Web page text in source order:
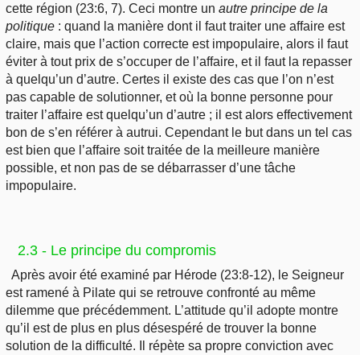
cette région (23:6, 7). Ceci montre un autre principe de la
politique : quand la manière dont il faut traiter une affaire est
claire, mais que l’action correcte est impopulaire, alors il faut
éviter à tout prix de s’occuper de l’affaire, et il faut la repasser
à quelqu’un d’autre. Certes il existe des cas que l’on n’est
pas capable de solutionner, et où la bonne personne pour
traiter l’affaire est quelqu’un d’autre ; il est alors effectivement
bon de s’en référer à autrui. Cependant le but dans un tel cas
est bien que l’affaire soit traitée de la meilleure manière
possible, et non pas de se débarrasser d’une tâche
impopulaire.
2.3 - Le principe du compromis
Après avoir été examiné par Hérode (23:8-12), le Seigneur
est ramené à Pilate qui se retrouve confronté au même
dilemme que précédemment. L’attitude qu’il adopte montre
qu’il est de plus en plus désespéré de trouver la bonne
solution de la difficulté. Il répète sa propre conviction avec